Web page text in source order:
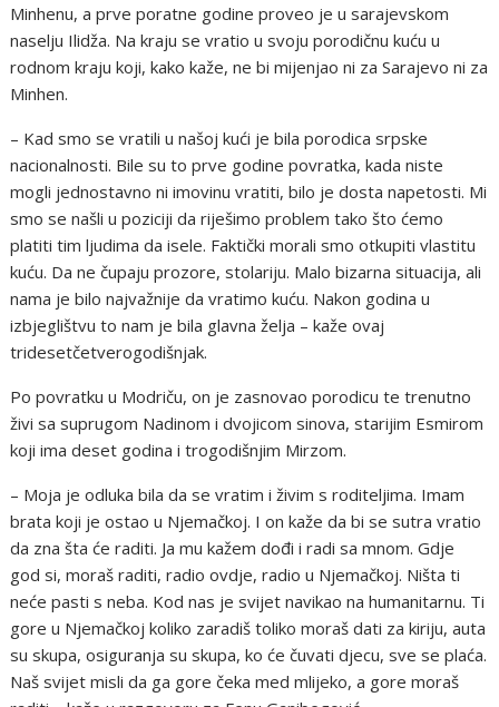
Minhenu, a prve poratne godine proveo je u sarajevskom
naselju Ilidža. Na kraju se vratio u svoju porodičnu kuću u
rodnom kraju koji, kako kaže, ne bi mijenjao ni za Sarajevo ni za
Minhen.
– Kad smo se vratili u našoj kući je bila porodica srpske
nacionalnosti. Bile su to prve godine povratka, kada niste
mogli jednostavno ni imovinu vratiti, bilo je dosta napetosti. Mi
smo se našli u poziciji da riješimo problem tako što ćemo
platiti tim ljudima da isele. Faktički morali smo otkupiti vlastitu
kuću. Da ne čupaju prozore, stolariju. Malo bizarna situacija, ali
nama je bilo najvažnije da vratimo kuću. Nakon godina u
izbjeglištvu to nam je bila glavna želja – kaže ovaj
tridesetčetverogodišnjak.
Po povratku u Modriču, on je zasnovao porodicu te trenutno
živi sa suprugom Nadinom i dvojicom sinova, starijim Esmirom
koji ima deset godina i trogodišnjim Mirzom.
– Moja je odluka bila da se vratim i živim s roditeljima. Imam
brata koji je ostao u Njemačkoj. I on kaže da bi se sutra vratio
da zna šta će raditi. Ja mu kažem dođi i radi sa mnom. Gdje
god si, moraš raditi, radio ovdje, radio u Njemačkoj. Ništa ti
neće pasti s neba. Kod nas je svijet navikao na humanitarnu. Ti
gore u Njemačkoj koliko zaradiš toliko moraš dati za kiriju, auta
su skupa, osiguranja su skupa, ko će čuvati djecu, sve se plaća.
Naš svijet misli da ga gore čeka med mlijeko, a gore moraš